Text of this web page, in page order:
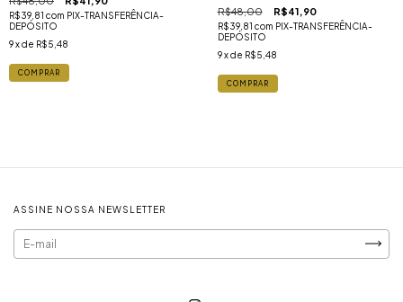
R$39,81 com PIX-TRANSFERÊNCIA-
DEPÓSITO
9x de R$5,48
COMPRAR
R$48,00 R$41,90
R$39,81 com PIX-TRANSFERÊNCIA-
DEPÓSITO
9 x de R$5,48
COMPRAR
ASSINE NOSSA NEWSLETTER